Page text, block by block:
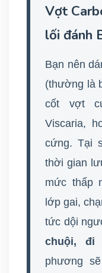
Vợt
lối đánh
Bạn nên
(thường là
cốt vợt
Viscaria,
cứng. Tại
thời gian
mức thấp
lớp gai,
tức dội
chuội, đi
phương